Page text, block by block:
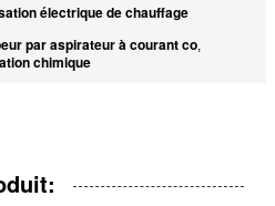
électrique de chauffage
par aspirateur à courant co,
chimique